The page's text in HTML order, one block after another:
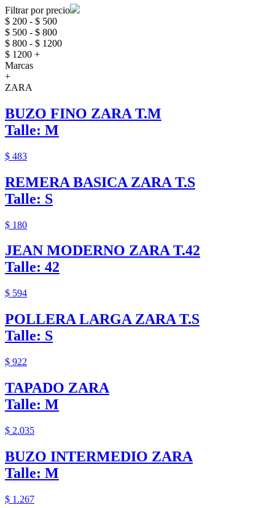
Filtrar por precio
$ 200 - $ 500
$ 500 - $ 800
$ 800 - $ 1200
$ 1200 +
Marcas
+
ZARA
BUZO FINO ZARA T.M
Talle: M
$ 483
REMERA BASICA ZARA T.S
Talle: S
$ 180
JEAN MODERNO ZARA T.42
Talle: 42
$ 594
POLLERA LARGA ZARA T.S
Talle: S
$ 922
TAPADO ZARA
Talle: M
$ 2.035
BUZO INTERMEDIO ZARA
Talle: M
$ 1.267